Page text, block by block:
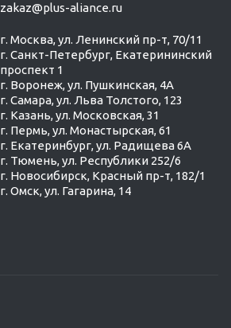
zakaz@plus-aliance.ru
г. Москва, ул. Ленинский пр-т, 70/11
г. Санкт-Петербург, Екатерининский
проспект 1
г. Воронеж, ул. Пушкинская, 4А
г. Самара, ул. Льва Толстого, 123
г. Казань, ул. Московская, 31
г. Пермь, ул. Монастырская, 61
г. Екатеринбург, ул. Радищева 6А
г. Тюмень, ул. Республики 252/6
г. Новосибирск, Красный пр-т, 182/1
г. Омск, ул. ​Гагарина, 14